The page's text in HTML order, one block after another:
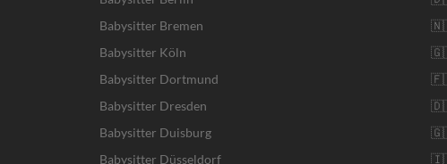
Babysitter Bremen
Babysitter Köln
Babysitter Dortmund
Babysitter Dresden
Babysitter Duisburg
Babysitter Düsseldorf